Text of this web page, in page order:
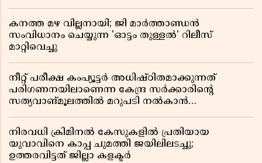
കനത്ത മഴ വില്ലനായി; ജി മാർത്താണ്ഡൻ
സംവിധാനം ചെയ്യുന്ന 'ഓട്ടം തുള്ളൽ' റിലീസ്
മാറ്റിവെച്ചു
നീറ്റ് പരീക്ഷ കംപ്യൂട്ടർ അധിഷ്ഠിതമാക്കുന്നത്
പരിഗണനയിലാണെന്ന കേന്ദ്ര സർക്കാരിൻ്റെ
സത്യവാങ്മൂലത്തിൽ മറുപടി നൽകാൻ
നിരവധി ക്രിമിനൽ കേസുകളിൽ പ്രതിയായ
യുവാവിനെ കാപ്പ ചുമത്തി ജയിലിലടച്ചു;
ഉത്തരവിട്ടത് ജില്ലാ കളക്ടർ